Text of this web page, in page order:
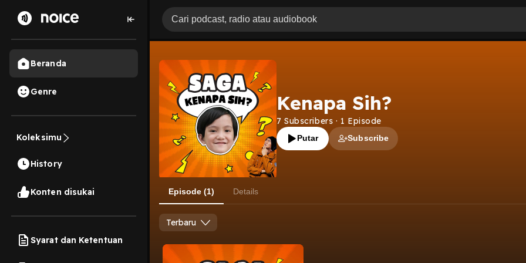
Beranda
Genre
Koleksimu
History
Konten disukai
Syarat dan Ketentuan
Kenapa Sih?
7 Subscribers · 1 Episode
Putar Subscribe
Episode (1) Details
Terbaru